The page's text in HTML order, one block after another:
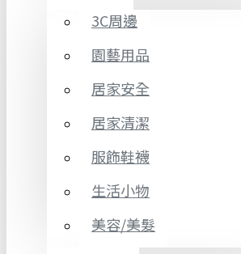
3C周邊
園藝用品
居家安全
居家清潔
服飾鞋襪
生活小物
美容/美髮